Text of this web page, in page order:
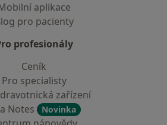
aplikace
pro pacienty
profesionály
Ceník
Pro specialisty
zařízení
Notes
Novinka